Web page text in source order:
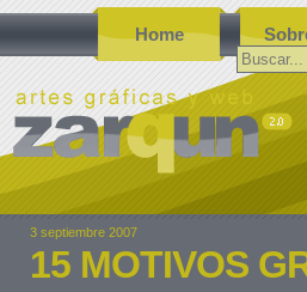
Home
Buscar:
3 septiembre 2007
15 MOTIVOS